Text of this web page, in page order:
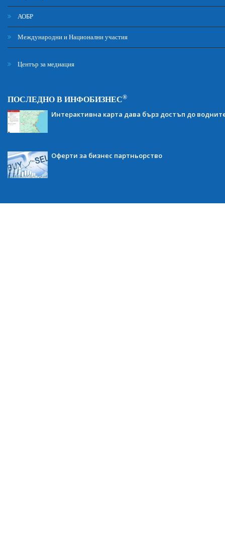
АОБР
Международни и Национални участия
Център за медиация
ПОСЛЕДНО В ИНФОБИЗНЕС®
Интерактивна карта дава бърз достъп до
Оферти за бизнес партньорство